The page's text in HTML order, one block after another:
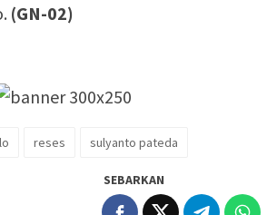
(GN-02)
reses sulyanto pateda
SEBARKAN